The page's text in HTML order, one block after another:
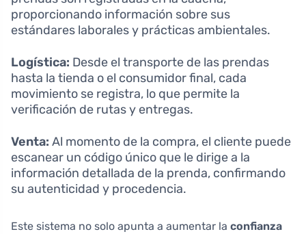
proporcionando información sobre sus
estándares laborales y prácticas ambientales.
Logística: Desde el transporte de las prendas
hasta la tienda o el consumidor final, cada
movimiento se registra, lo que permite la
verificación de rutas y entregas.
Venta: Al momento de la compra, el cliente puede
escanear un código único que le dirige a la
información detallada de la prenda, confirmando
su autenticidad y procedencia.
Este sistema no solo apunta a aumentar la confianza